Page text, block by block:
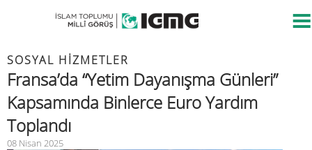
SOSYAL HİZMETLER
Fransa’da “Yetim Dayanışma Günleri”
Kapsamında Binlerce Euro Yardım
Toplandı
08 Nisan 2025